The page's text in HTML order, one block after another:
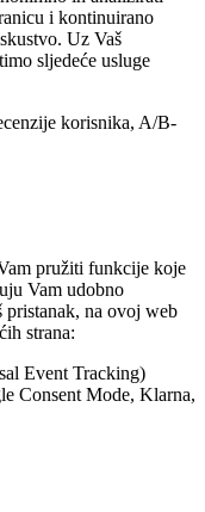
i kontinuirano
Uz Vaš
sljedeće usluge
korisnika, A/B-
pružiti funkcije koje
Vam udobno
pristanak, na ovoj web
strana:
Event Tracking)
Consent Mode, Klarna,